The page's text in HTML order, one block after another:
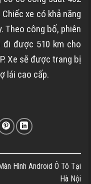
xe có khả năng
Theo công bố, phiên
đi được 510 km cho
Xe sẽ được trang bị
lái cao cấp.
Hình Android Ô Tô Tại
Hà Nội